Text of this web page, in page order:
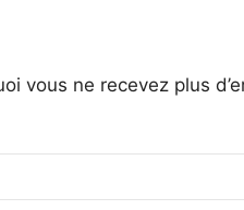
vous ne recevez plus